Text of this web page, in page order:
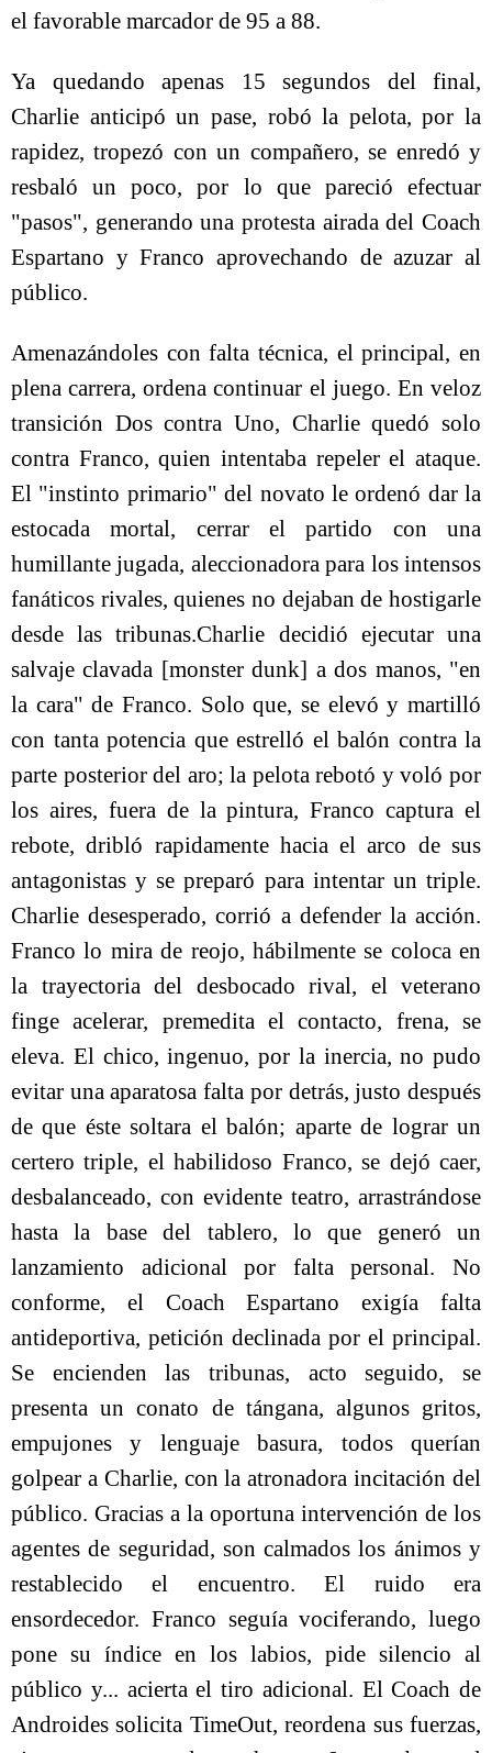
el favorable marcador de 95 a 88.
Ya quedando apenas 15 segundos del final,
Charlie anticipó un pase, robó la pelota, por la
rapidez, tropezó con un compañero, se enredó y
resbaló un poco, por lo que pareció efectuar
"pasos", generando una protesta airada del Coach
Espartano y Franco aprovechando de azuzar al
público.
Amenazándoles con falta técnica, el principal, en
plena carrera, ordena continuar el juego. En veloz
transición Dos contra Uno, Charlie quedó solo
contra Franco, quien intentaba repeler el ataque.
El "instinto primario" del novato le ordenó dar la
estocada mortal, cerrar el partido con una
humillante jugada, aleccionadora para los intensos
fanáticos rivales, quienes no dejaban de hostigarle
desde las tribunas.Charlie decidió ejecutar una
salvaje clavada [monster dunk] a dos manos, "en
la cara" de Franco. Solo que, se elevó y martilló
con tanta potencia que estrelló el balón contra la
parte posterior del aro; la pelota rebotó y voló por
los aires, fuera de la pintura, Franco captura el
rebote, dribló rapidamente hacia el arco de sus
antagonistas y se preparó para intentar un triple.
Charlie desesperado, corrió a defender la acción.
Franco lo mira de reojo, hábilmente se coloca en
la trayectoria del desbocado rival, el veterano
finge acelerar, premedita el contacto, frena, se
eleva. El chico, ingenuo, por la inercia, no pudo
evitar una aparatosa falta por detrás, justo después
de que éste soltara el balón; aparte de lograr un
certero triple, el habilidoso Franco, se dejó caer,
desbalanceado, con evidente teatro, arrastrándose
hasta la base del tablero, lo que generó un
lanzamiento adicional por falta personal. No
conforme, el Coach Espartano exigía falta
antideportiva, petición declinada por el principal.
Se encienden las tribunas, acto seguido, se
presenta un conato de tángana, algunos gritos,
empujones y lenguaje basura, todos querían
golpear a Charlie, con la atronadora incitación del
público. Gracias a la oportuna intervención de los
agentes de seguridad, son calmados los ánimos y
restablecido el encuentro. El ruido era
ensordecedor. Franco seguía vociferando, luego
pone su índice en los labios, pide silencio al
público y... acierta el tiro adicional. El Coach de
Androides solicita TimeOut, reordena sus fuerzas,